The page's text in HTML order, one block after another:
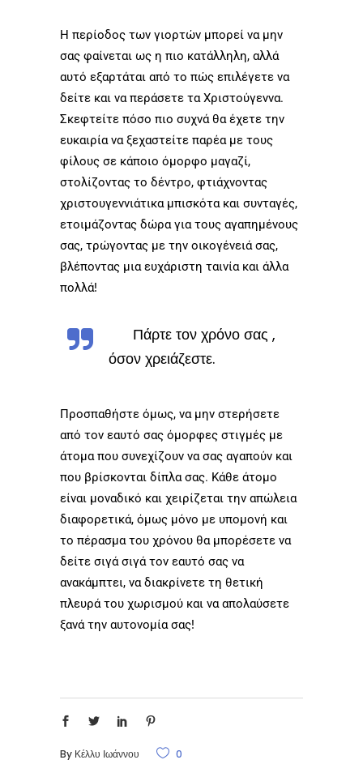
Η περίοδος των γιορτών μπορεί να μην
σας φαίνεται ως η πιο κατάλληλη, αλλά
αυτό εξαρτάται από το πώς επιλέγετε να
δείτε και να περάσετε τα Χριστούγεννα.
Σκεφτείτε πόσο πιο συχνά θα έχετε την
ευκαιρία να ξεχαστείτε παρέα με τους
φίλους σε κάποιο όμορφο μαγαζί,
στολίζοντας το δέντρο, φτιάχνοντας
χριστουγεννιάτικα μπισκότα και συνταγές,
ετοιμάζοντας δώρα για τους αγαπημένους
σας, τρώγοντας με την οικογένειά σας,
βλέποντας μια ευχάριστη ταινία και άλλα
πολλά!
Πάρτε τον χρόνο σας ,
όσον χρειάζεστε.
Προσπαθήστε όμως, να μην στερήσετε
από τον εαυτό σας όμορφες στιγμές με
άτομα που συνεχίζουν να σας αγαπούν και
που βρίσκονται δίπλα σας. Κάθε άτομο
είναι μοναδικό και χειρίζεται την απώλεια
διαφορετικά, όμως μόνο με υπομονή και
το πέρασμα του χρόνου θα μπορέσετε να
δείτε σιγά σιγά τον εαυτό σας να
ανακάμπτει, να διακρίνετε τη θετική
πλευρά του χωρισμού και να απολαύσετε
ξανά την αυτονομία σας!
By Κέλλυ Ιωάννου 0